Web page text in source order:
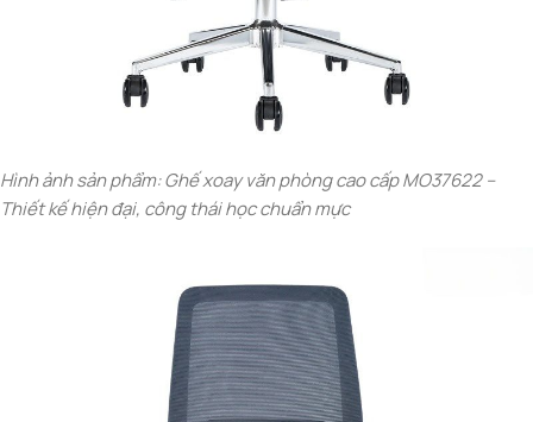
Hình ảnh sản phẩm: Ghế xoay văn phòng cao cấp MO37622 –
Thiết kế hiện đại, công thái học chuẩn mực